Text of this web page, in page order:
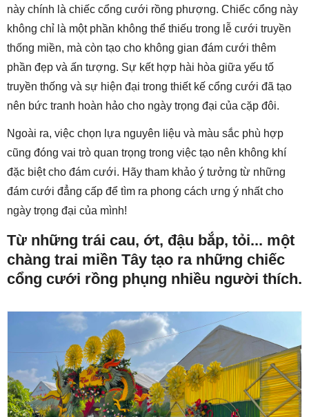
này chính là chiếc cổng cưới rồng phượng. Chiếc cổng này
không chỉ là một phần không thể thiếu trong lễ cưới truyền
thống miền, mà còn tạo cho không gian đám cưới thêm
phần đẹp và ấn tượng. Sự kết hợp hài hòa giữa yếu tố
truyền thống và sự hiện đại trong thiết kế cổng cưới đã tạo
nên bức tranh hoàn hảo cho ngày trọng đại của cặp đôi.
Ngoài ra, việc chọn lựa nguyên liệu và màu sắc phù hợp
cũng đóng vai trò quan trọng trong việc tạo nên không khí
đặc biệt cho đám cưới. Hãy tham khảo ý tưởng từ những
đám cưới đẳng cấp để tìm ra phong cách ưng ý nhất cho
ngày trọng đại của mình!
Từ những trái cau, ớt, đậu bắp, tỏi... một
chàng trai miền Tây tạo ra những chiếc
cổng cưới rồng phụng nhiều người thích.